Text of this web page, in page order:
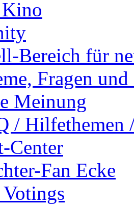
Bereich für
Fragen
Meinung
/ Hilfethemen
Center
Fan Ecke